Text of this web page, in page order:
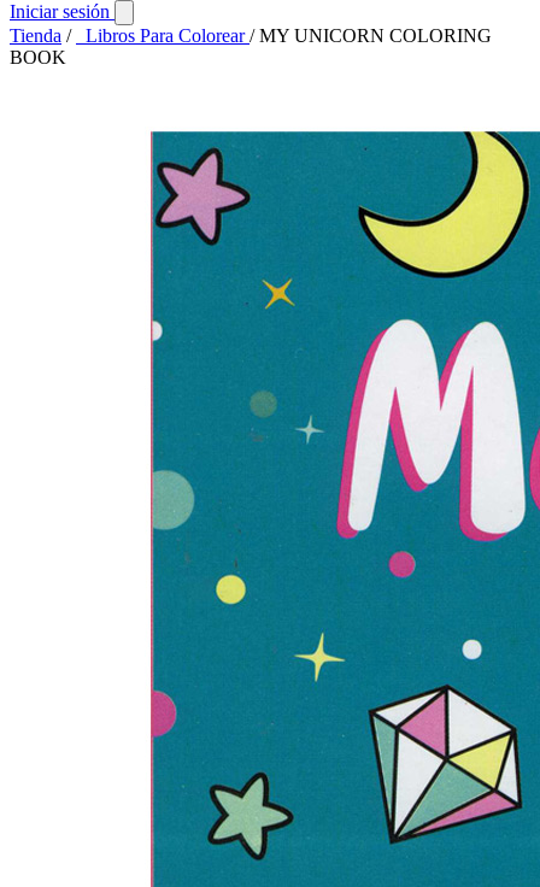
Iniciar sesión
Tienda / Libros Para Colorear/ MY UNICORN COLORING
BOOK